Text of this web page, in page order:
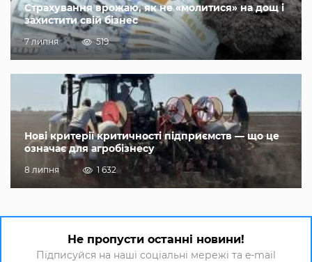
Страхування врожаю, як не «молитися» на дощ і
захистити свій бізнес
7 липня 519
Нові критерії критичності підприємств — що це
означає для агробізнесу
8 липня 1 632
Не пропусти останні новини!
Підписуйся на наші соціальні мережі та e-mail